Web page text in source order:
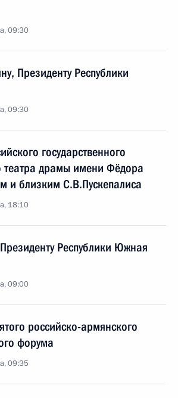
09:30
Президенту Республики
09:30
государственного
театра драмы имени Фёдора
и близким С.В.Пускепалиса
18:10
Республики Южная
09:00
российско-армянского
форума
09:35